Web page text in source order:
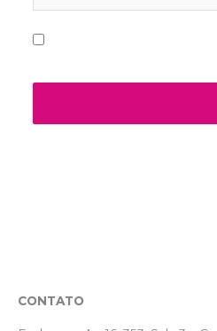
CONTATO